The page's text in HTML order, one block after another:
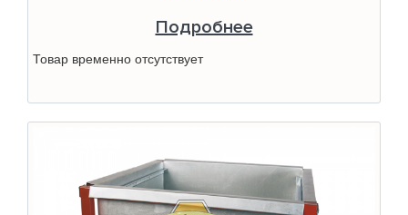
Подробнее
Товар временно отсутствует